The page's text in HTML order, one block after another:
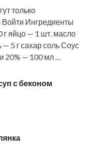
только
Войти Ингредиенты
яйцо — 1 шт. масло
5 г сахар соль Соус
20% — 100 мл …
с беконом